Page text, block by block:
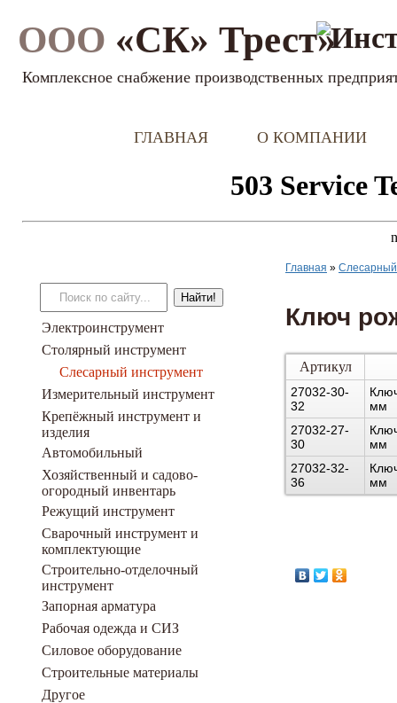
ООО «СК» Трест»
Комплексное снабжение производственных
ГЛАВНАЯ О КОМПАНИИ
Электроинструмент
Столярный инструмент
Слесарный инструмент
Измерительный инструмент
Крепёжный инструмент и
изделия
Автомобильный
Хозяйственный и садово-
огородный инвентарь
Режущий инструмент
Сварочный инструмент и
комплектующие
Строительно-отделочный
инструмент
Запорная арматура
Рабочая одежда и СИЗ
Силовое оборудование
Строительные материалы
Другое
Главная »
Ключ
Артикул
27032-30-
32
мм
27032-27-
30
мм
27032-32-
36
мм